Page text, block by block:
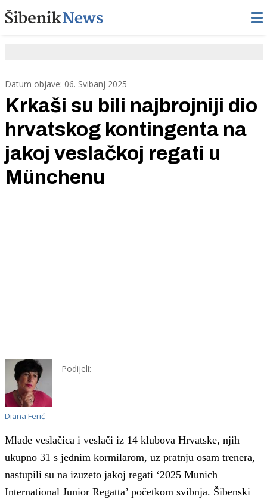
Datum objave: 06. Svibanj 2025
Krkaši su bili najbrojniji dio
hrvatskog kontingenta na
jakoj veslačkoj regati u
Münchenu
Diana Ferić
Podijeli:
Mlade veslačica i veslači iz 14 klubova Hrvatske, njih
ukupno 31 s jednim kormilarom, uz pratnju osam trenera,
nastupili su na izuzeto jakoj regati ‘2025 Munich
International Junior Regatta’ početkom svibnja. Šibenski